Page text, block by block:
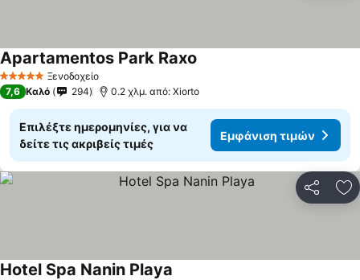
5 Αστέρια Ξενοδοχείο
Apartamentos Park Raxo
7,6 Καλό 294 0.2 χλμ. από: Xiorto
Επιλέξτε ημερομηνίες, για να
δείτε τις ακριβείς τιμές
Εμφάνιση τιμών
Hotel Spa Nanin Playa